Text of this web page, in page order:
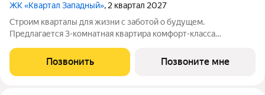
ЖК «Квартал Западный», 2 квартал 2027
Строим кварталы для жизни с заботой о будущем.
Предлагается 3-комнатная квартира комфорт-класса
этаже, в жилом комплексе "Квартал Западный".Застройщик
сдает квартиры с отделкой в нескольких
Позвонить Позвоните мне